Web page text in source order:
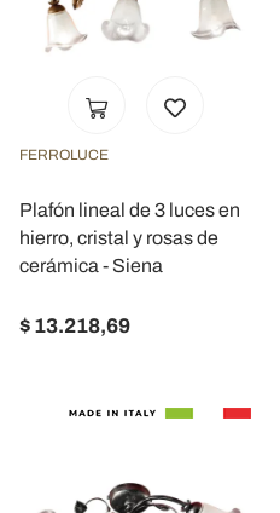
FERROLUCE
Plafón lineal de 3 luces en
hierro, cristal y rosas de
cerámica - Siena
$ 13.218,69